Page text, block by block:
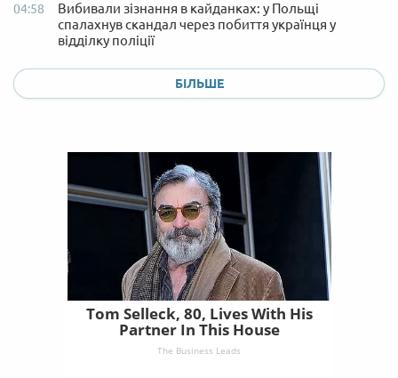
04:58
Вибивали зізнання в кайданках: у Польщі
спалахнув скандал через побиття українця у
відділку поліції
БІЛЬШЕ
Tom Selleck, 80, Lives With His
Partner In This House
The Business Leads